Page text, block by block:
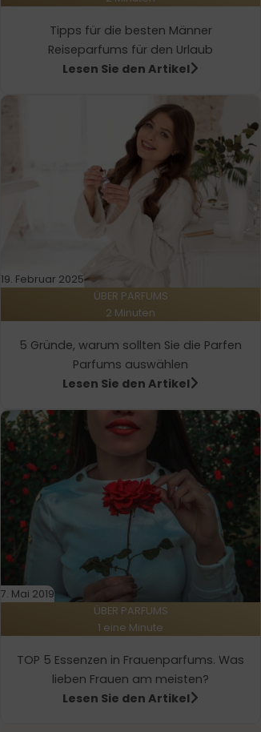
Tipps für die besten Männer
Reiseparfums für den Urlaub
Lesen Sie den Artikel
19. Februar 2025
ÜBER PARFUMS
2 Minuten
5 Gründe, warum sollten Sie die Parfen
Parfums auswählen
Lesen Sie den Artikel
7. Mai 2019
ÜBER PARFUMS
1 eine Minute
TOP 5 Essenzen in Frauenparfums. Was
lieben Frauen am meisten?
Lesen Sie den Artikel